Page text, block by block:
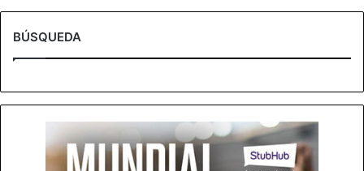
BÚSQUEDA